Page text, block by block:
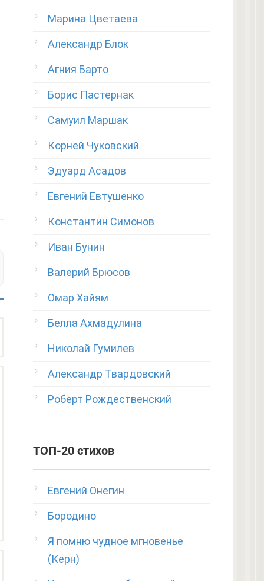
Марина Цветаева
Александр Блок
Агния Барто
Борис Пастернак
Самуил Маршак
Корней Чуковский
Эдуард Асадов
Евгений Евтушенко
Константин Симонов
Иван Бунин
Валерий Брюсов
Омар Хайям
Белла Ахмадулина
Николай Гумилев
Александр Твардовский
Роберт Рождественский
ТОП-20 стихов
Евгений Онегин
Бородино
Я помню чудное мгновенье
(Керн)